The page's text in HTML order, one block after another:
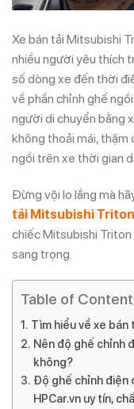
Xe bán tải Mitsubishi
nhiều người yêu thích
số dòng xe đến thời
về phần chỉnh ghế
người di chuyển bằng
không thoải mái, thậm
ngồi trên xe thời gian
Đừng vội lo lắng mà
tải Mitsubishi Triton
chiếc Mitsubishi
sang trọng.
Table of
Tìm hiểu về xe
Nên độ ghế chỉnh
không?
Độ ghế chỉnh điện
HPCar.vn uy tín,